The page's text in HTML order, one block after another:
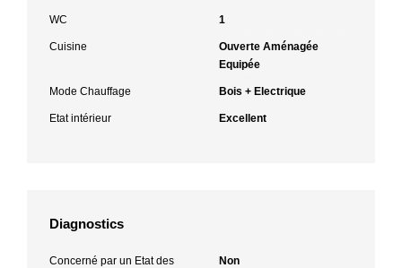
WC 1
Cuisine
Ouverte Aménagée
Equipée
Mode Chauffage Bois + Electrique
Etat intérieur Excellent
Diagnostics
Concerné par un Etat des
Non